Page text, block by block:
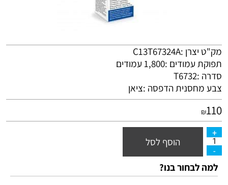
מק"ט יצרן :C13T67324A
תפוקת עמודים :1,800 עמודים
סדרה :T6732
צבע מחסנית הדפסה :ציאן
₪110
הוסף לסל
למה לבחור בנו?